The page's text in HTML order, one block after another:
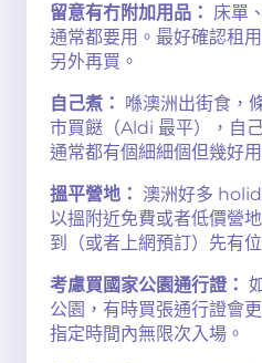
留意有冇附加用品： 床單
通常都要用。最好確認租
另外再買。
自己煮： 喺澳洲出街食，
市買餸（Aldi 最平），自
通常都有個細細個但幾好
搵平營地： 澳洲好多
以搵附近免費或者低價營
到（或者上網預訂）先有位
考慮買國家公園通行證：
公園，有時買張通行證會
指定時間內無限次入場。